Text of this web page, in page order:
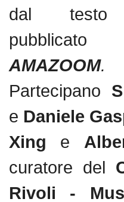
dal testo
AMAZOOM.
Partecipano
e Daniele
Xing e
curatore del
Rivoli -